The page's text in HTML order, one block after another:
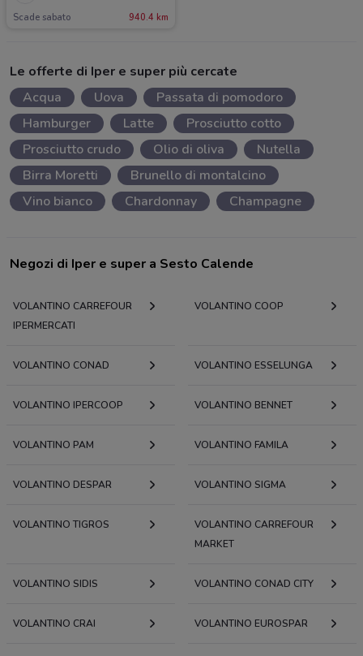
Scade sabato 940.4 km
Le offerte di Iper e super più cercate
Acqua
Uova
Passata di pomodoro
Hamburger
Latte
Prosciutto cotto
Prosciutto crudo
Olio di oliva
Nutella
Birra Moretti
Brunello di montalcino
Vino bianco
Chardonnay Champagne
Negozi di Iper e super a Sesto Calende
VOLANTINO CARREFOUR
IPERMERCATI
VOLANTINO COOP
VOLANTINO CONAD VOLANTINO ESSELUNGA
VOLANTINO IPERCOOP VOLANTINO BENNET
VOLANTINO PAM VOLANTINO FAMILA
VOLANTINO DESPAR VOLANTINO SIGMA
VOLANTINO TIGROS
VOLANTINO CARREFOUR
MARKET
VOLANTINO SIDIS VOLANTINO CONAD CITY
VOLANTINO CRAI VOLANTINO EUROSPAR